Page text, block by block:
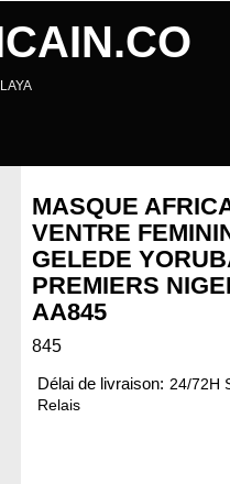
MASQUE
VENTRE
GELEDE
PREMIERS
AA845
845
Délai de livraison: 24/72H
Relais